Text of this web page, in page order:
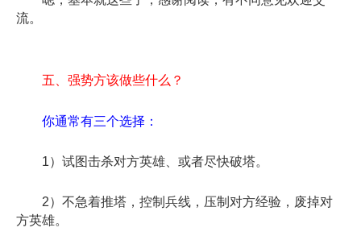
流。
五、强势方该做些什么？
你通常有三个选择：
1）试图击杀对方英雄、或者尽快破塔。
2）不急着推塔，控制兵线，压制对方经验，废掉对
方英雄。